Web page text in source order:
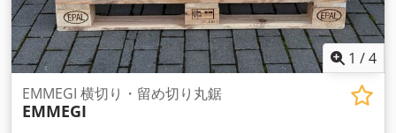
1 /4
EMMEGI 横切り・留め切り丸鋸
EMMEGI